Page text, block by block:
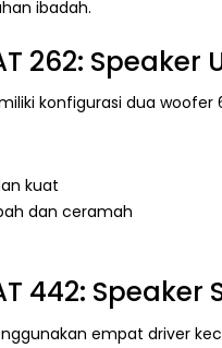
ibadah.
262:
konfigurasi dua
kuat
dan ceramah
442:
empat driver